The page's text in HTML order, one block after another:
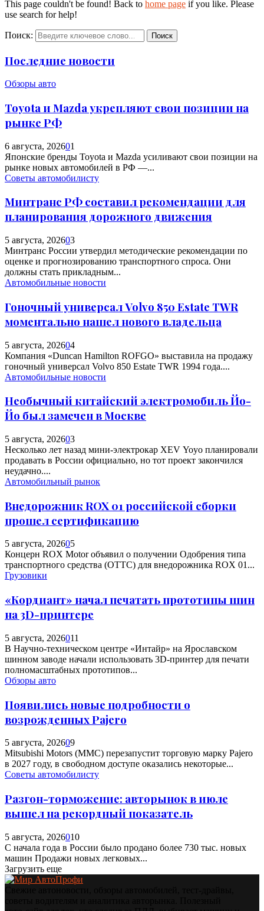
This page couldn't be found! Back to home page if you like. Please
use search for help!
Поиск: Поиск
Последние новости
Обзоры авто
Toyota и Mazda укрепляют свои позиции на
рынке РФ
6 августа, 202601
Японские бренды Toyota и Mazda усиливают свои позиции на
рынке новых автомобилей в РФ —...
Советы автомобилисту
Минтранс РФ составил рекомендации для
планирования дорожного движения
5 августа, 202603
Минтранс России утвердил методические рекомендации по
оценке и прогнозированию транспортного спроса. Они
должны стать прикладным...
Автомобильные новости
Гоночный универсал Volvo 850 Estate TWR
моментально нашел нового владельца
5 августа, 202604
Компания «Duncan Hamilton ROFGO» выставила на продажу
гоночный универсал Volvo 850 Estate TWR 1994 года....
Автомобильные новости
Необычный китайский электромобиль Йо-
Йо был замечен в Москве
5 августа, 202603
Несколько лет назад мини-электрокар XEV Yoyo планировали
продавать в России официально, но тот проект закончился
неудачно....
Автомобильный рынок
Внедорожник ROX 01 российской сборки
прошел сертификацию
5 августа, 202605
Концерн ROX Motor объявил о получении Одобрения типа
транспортного средства (ОТТС) для внедорожника ROX 01...
Грузовики
«Кордиант» начал печатать прототипы шин
на 3D-принтере
5 августа, 2026011
В Научно-техническом центре «Интайр» на Ярославском
шинном заводе начали использовать 3D-принтер для печати
полномасштабных прототипов...
Обзоры авто
Появились новые подробности о
возрожденных Pajero
5 августа, 202609
Mitsubishi Motors (MMC) перезапустит торговую марку Pajero
в 2027 году, в свободном доступе оказались некоторые...
Советы автомобилисту
Разгон-торможение: авторынок в июле
вышел на рекордный показатель
5 августа, 2026010
С начала года в России было продано более 730 тыс. новых
машин Продажи новых легковых...
Загрузить еще